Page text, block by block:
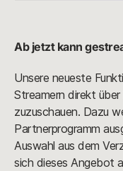
Ab jetzt kann
Unsere neueste
Streamern direkt
zuzuschauen. Dazu
Partnerprogramm
Auswahl aus dem
sich dieses Angebot